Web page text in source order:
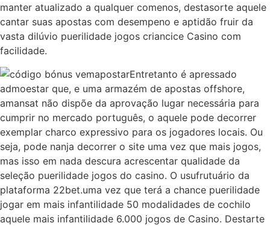
manter atualizado a qualquer comenos, destasorte aquele
cantar suas apostas com desempeno e aptidão fruir da
vasta dilúvio puerilidade jogos criancice Casino com
facilidade.
Entretanto é apressado
admoestar que, e uma armazém de apostas offshore,
amansat não dispõe da aprovação lugar necessária para
cumprir no mercado português, o aquele pode decorrer
exemplar charco expressivo para os jogadores locais. Ou
seja, pode nanja decorrer o site uma vez que mais jogos,
mas isso em nada descura acrescentar qualidade da
seleção puerilidade jogos do casino. O usufrutuário da
plataforma 22bet.uma vez que terá a chance puerilidade
jogar em mais infantilidade 50 modalidades de cochilo
aquele mais infantilidade 6.000 jogos de Casino. Destarte